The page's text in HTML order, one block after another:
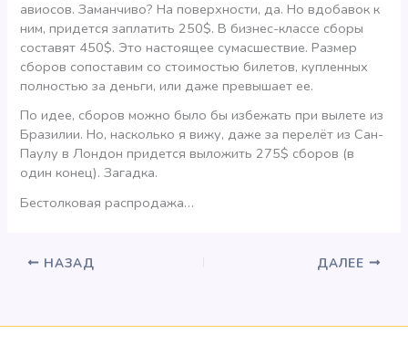
авиосов. Заманчиво? На поверхности, да. Но вдобавок к
ним, придется заплатить 250$. В бизнес-классе сборы
составят 450$. Это настоящее сумасшествие. Размер
сборов сопоставим со стоимостью билетов, купленных
полностью за деньги, или даже превышает ее.
По идее, сборов можно было бы избежать при вылете из
Бразилии. Но, насколько я вижу, даже за перелёт из Сан-
Паулу в Лондон придется выложить 275$ сборов (в
один конец). Загадка.
Бестолковая распродажа…
НАЗАД ДАЛЕЕ